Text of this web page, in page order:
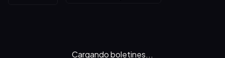
Cargando boletines...